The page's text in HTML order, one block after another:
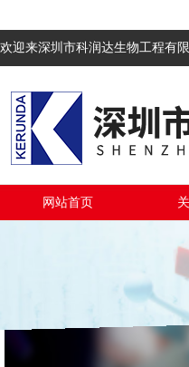
欢迎来深圳市科润达生物工程有
网站首页